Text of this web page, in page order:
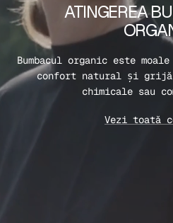
ATINGEREA
Bumbacul organic este
confort natural și
chimicale sau
Vezi toată